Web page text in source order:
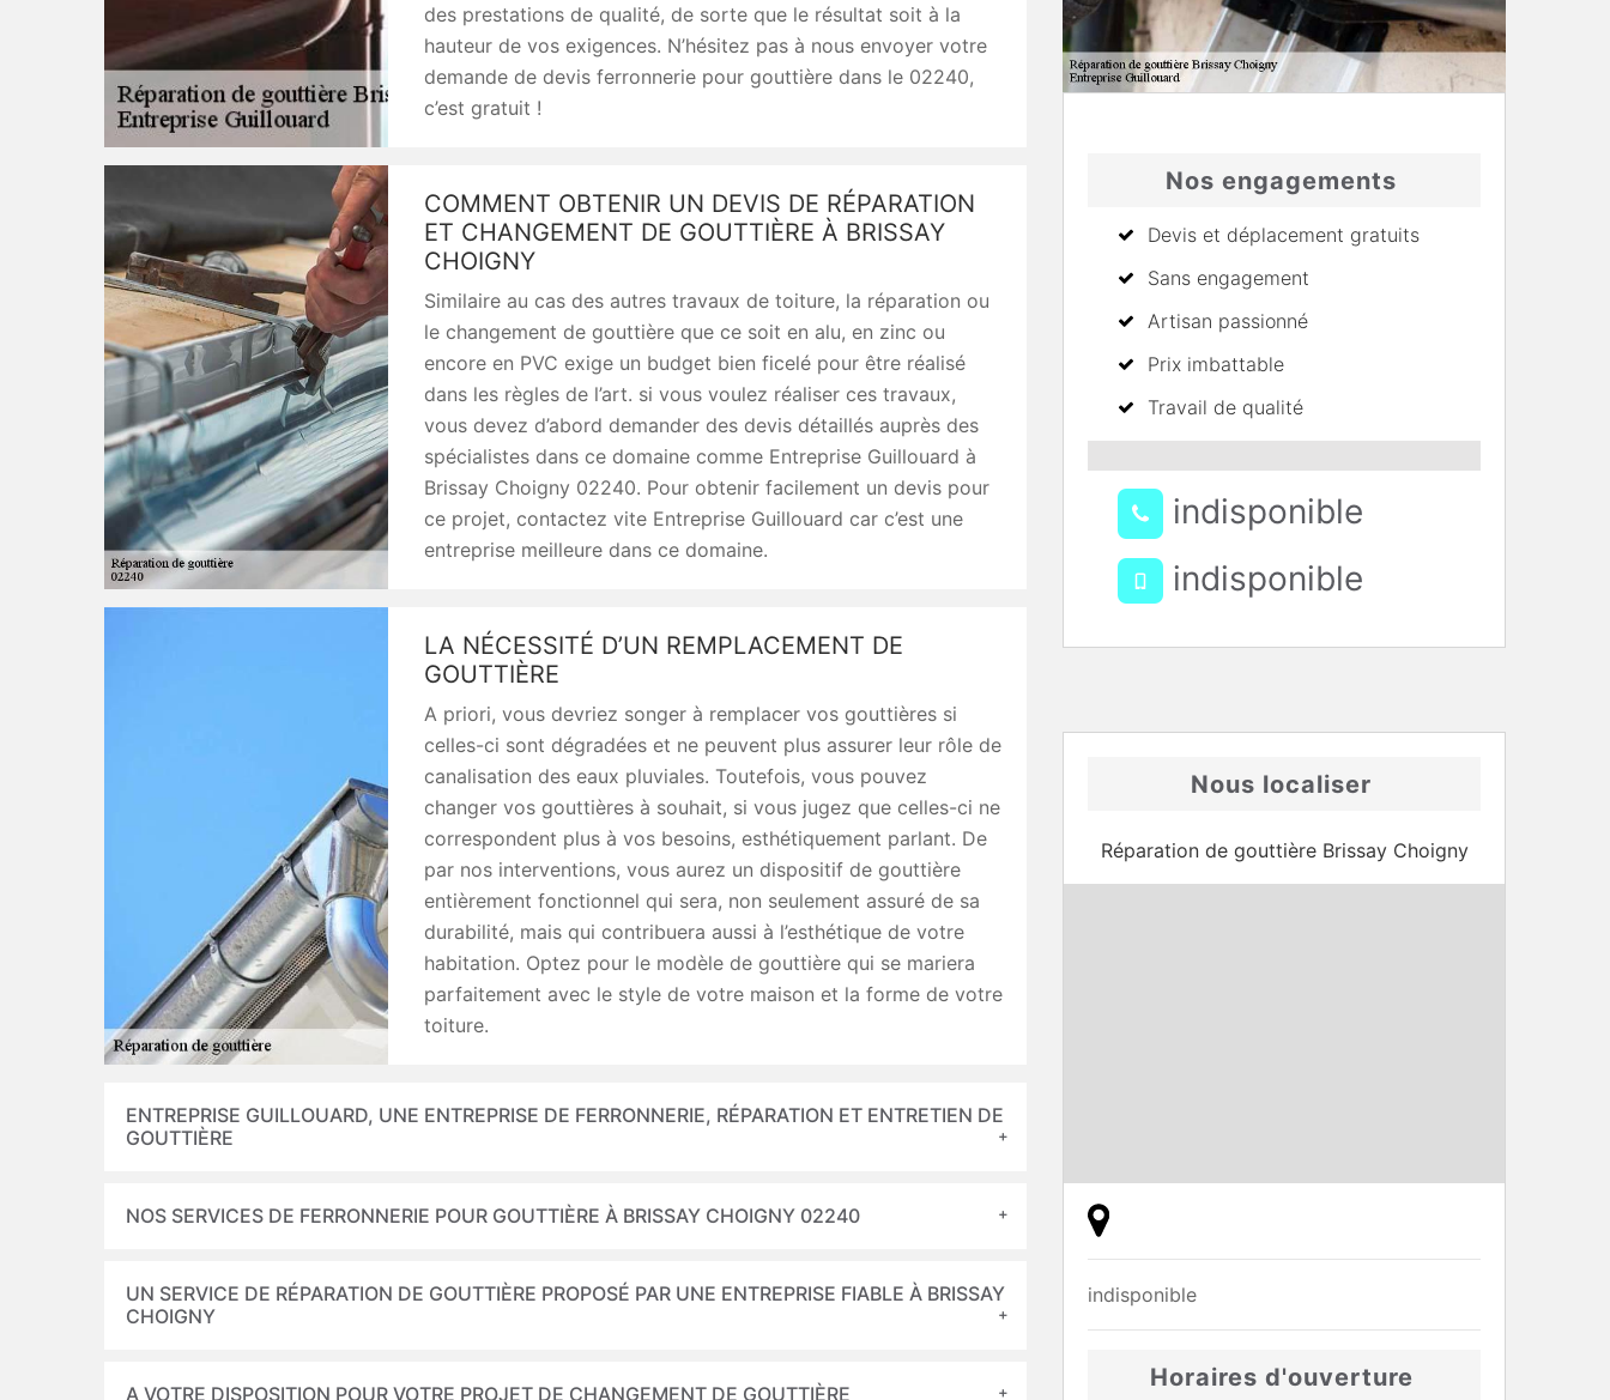
des prestations de qualité, de sorte que le résultat soit à la
hauteur de vos exigences. N’hésitez pas à nous envoyer votre
demande de devis ferronnerie pour gouttière dans le 02240,
c’est gratuit !
COMMENT OBTENIR UN DEVIS DE RÉPARATION
ET CHANGEMENT DE GOUTTIÈRE À BRISSAY
CHOIGNY
Similaire au cas des autres travaux de toiture, la réparation ou
le changement de gouttière que ce soit en alu, en zinc ou
encore en PVC exige un budget bien ficelé pour être réalisé
dans les règles de l’art. si vous voulez réaliser ces travaux,
vous devez d’abord demander des devis détaillés auprès des
spécialistes dans ce domaine comme Entreprise Guillouard à
Brissay Choigny 02240. Pour obtenir facilement un devis pour
ce projet, contactez vite Entreprise Guillouard car c’est une
entreprise meilleure dans ce domaine.
LA NÉCESSITÉ D’UN REMPLACEMENT DE
GOUTTIÈRE
A priori, vous devriez songer à remplacer vos gouttières si
celles-ci sont dégradées et ne peuvent plus assurer leur rôle de
canalisation des eaux pluviales. Toutefois, vous pouvez
changer vos gouttières à souhait, si vous jugez que celles-ci ne
correspondent plus à vos besoins, esthétiquement parlant. De
par nos interventions, vous aurez un dispositif de gouttière
entièrement fonctionnel qui sera, non seulement assuré de sa
durabilité, mais qui contribuera aussi à l’esthétique de votre
habitation. Optez pour le modèle de gouttière qui se mariera
parfaitement avec le style de votre maison et la forme de votre
toiture.
ENTREPRISE GUILLOUARD, UNE ENTREPRISE DE FERRONNERIE, RÉPARATION ET ENTRETIEN DE
GOUTTIÈRE
NOS SERVICES DE FERRONNERIE POUR GOUTTIÈRE À BRISSAY CHOIGNY 02240
UN SERVICE DE RÉPARATION DE GOUTTIÈRE PROPOSÉ PAR UNE ENTREPRISE FIABLE À BRISSAY
CHOIGNY
A VOTRE DISPOSITION POUR VOTRE PROJET DE CHANGEMENT DE GOUTTIÈRE
Nos engagements
Devis et déplacement gratuits
Sans engagement
Artisan passionné
Prix imbattable
Travail de qualité
indisponible
indisponible
Nous localiser
Réparation de gouttière Brissay Choigny
indisponible
Horaires d'ouverture